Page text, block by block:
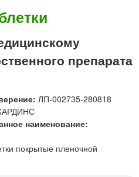
препарата
ЛП-002735-280818
наименование:
покрытые пленочной